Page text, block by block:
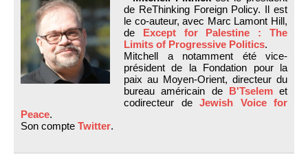
de ReThinking Foreign Policy. Il est
le co-auteur, avec Marc Lamont Hill,
de Except for Palestine : The
Limits of Progressive Politics.
Mitchell a notamment été vice-
président de la Fondation pour la
paix au Moyen-Orient, directeur du
bureau américain de B'Tselemet
codirecteur de Jewish Voice for
Peace.
Son compte Twitter.